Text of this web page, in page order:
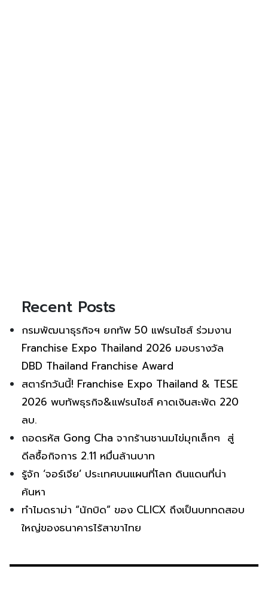
Recent Posts
กรมพัฒนาธุรกิจฯ ยกทัพ 50 แฟรนไชส์ ร่วมงาน
Franchise Expo Thailand 2026 มอบรางวัล
DBD Thailand Franchise Award
สตาร์ทวันนี้! Franchise Expo Thailand & TESE
2026 พบทัพธุรกิจ&แฟรนไชส์ คาดเงินสะพัด 220
ลบ.
ถอดรหัส Gong Cha จากร้านชานมไข่มุกเล็กๆ สู่
ดีลซื้อกิจการ 2.11 หมื่นล้านบาท
รู้จัก ‘จอร์เจีย’ ประเทศบนแผนที่โลก ดินแดนที่น่า
ค้นหา
ทำไมดราม่า “นักบิด” ของ CLICX ถึงเป็นบททดสอบ
ใหญ่ของธนาคารไร้สาขาไทย